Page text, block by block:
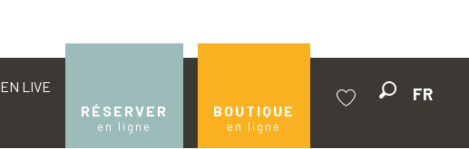
EN LIVE
RÉSERVER
en ligne
BOUTIQUE
en ligne
FR